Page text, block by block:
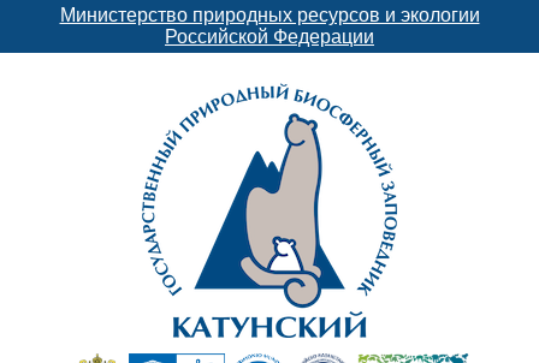
Министерство природных ресурсов и экологии
Российской Федерации